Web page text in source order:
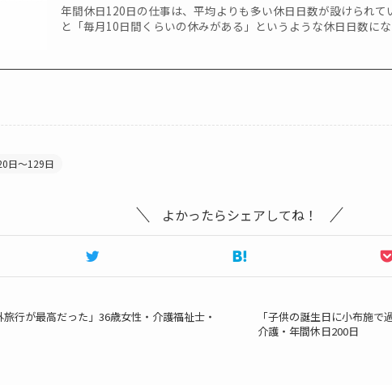
年間休日120日の仕事は、平均よりも多い休日日数が設けられて
と「毎月10日間くらいの休みがある」というような休日日数に
日〜129日
よかったらシェアしてね！
旅行が最高だった」36歳女性・介護福祉士・
「子供の誕生日に小布施で
介護・年間休日200日